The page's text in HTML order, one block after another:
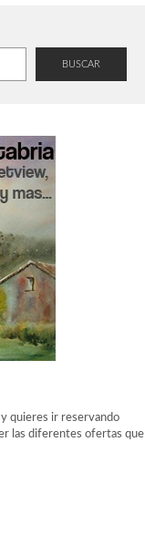
BUSCAR
quieres ir reservando
las diferentes ofertas que